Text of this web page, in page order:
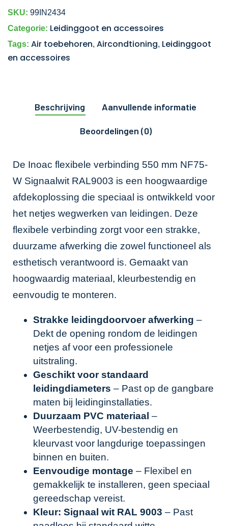
SKU: 99IN2434
Categorie: Leidinggoot en accessoires
Tags: Air toebehoren, Aircondtioning, Leidinggoot
en accessoires
Beschrijving Aanvullende informatie
Beoordelingen (0)
De Inoac flexibele verbinding 550 mm NF75-
W Signaalwit RAL9003 is een hoogwaardige
afdekoplossing die speciaal is ontwikkeld voor
het netjes wegwerken van leidingen. Deze
flexibele verbinding zorgt voor een strakke,
duurzame afwerking die zowel functioneel als
esthetisch verantwoord is. Gemaakt van
hoogwaardig materiaal, kleurbestendig en
eenvoudig te monteren.
Strakke leidingdoorvoer afwerking –
Dekt de opening rondom de leidingen
netjes af voor een professionele
uitstraling.
Geschikt voor standaard
leidingdiameters – Past op de gangbare
maten bij leidinginstallaties.
Duurzaam PVC materiaal –
Weerbestendig, UV-bestendig en
kleurvast voor langdurige toepassingen
binnen en buiten.
Eenvoudige montage – Flexibel en
gemakkelijk te installeren, geen speciaal
gereedschap vereist.
Kleur: Signaal wit RAL 9003 – Past